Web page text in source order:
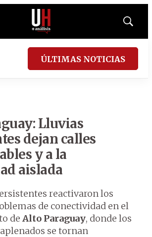
Mostrar
ÚLTIMAS NOTICIAS
Lluvias
dejan calles
y a la
aislada
reactivaron los
de conectividad en el
de Alto Paraguay, donde los
se tornan